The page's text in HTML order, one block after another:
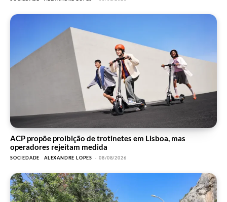
ACP propõe proibição de trotinetes em Lisboa, mas
operadores rejeitam medida
SOCIEDADE ALEXANDRE LOPES - 08/08/2026